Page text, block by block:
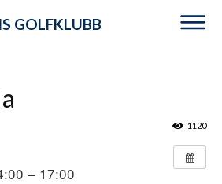
GOLFKLUBB
1120
– 17:00